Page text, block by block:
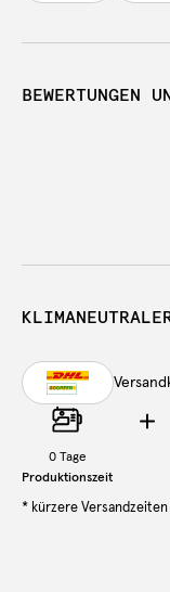
BEWERTUNGEN
0Tage
Produktionszeit
* kürzere